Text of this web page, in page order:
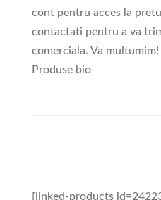
cont pentru acces la
contactati pentru a va
comerciala. Va multumim!
Produse bio
[linked-products